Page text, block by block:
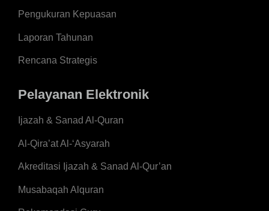
Pengukuran Kepuasan
Laporan Tahunan
Rencana Strategis
Pelayanan Elektronik
Ijazah & Sanad Al-Quran
Al-Qira’at Al-‘Asyarah
Akreditasi Ijazah & Sanad Al-Qur’an
Musabaqah Alquran